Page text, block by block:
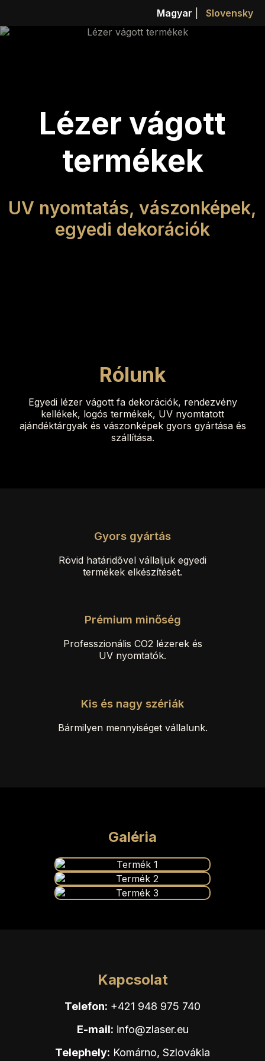
Magyar Slovensky
Lézer vágott
termékek
UV nyomtatás, vászonképek,
egyedi dekorációk
Rólunk
Egyedi lézer vágott fa dekorációk, rendezvény
kellékek, logós termékek, UV nyomtatott
ajándéktárgyak és vászonképek gyors gyártása és
szállítása.
Gyors gyártás
Rövid határidővel vállaljuk egyedi
termékek elkészítését.
Prémium minőség
Professzionális CO2 lézerek és
UV nyomtatók.
Kis és nagy szériák
Bármilyen mennyiséget vállalunk.
Galéria
Kapcsolat
Telefon: +421 948 975 740
E-mail: info@zlaser.eu
Telephely: Komárno, Szlovákia